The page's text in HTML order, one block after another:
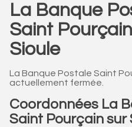
La Banque
Saint
Sioule
La Banque Postale Saint
actuellement fermée.
Coordonnées La
Saint Pourçain sur